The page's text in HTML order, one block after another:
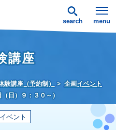
search menu
講座
験講座（予約制）
企画イベント
日）９：３０～）
ベント